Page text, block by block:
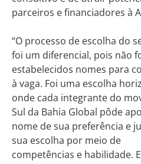
parceiros e financiadores à
“O processo de escolha do
foi um diferencial, pois não
estabelecidos nomes para
à vaga. Foi uma escolha
onde cada integrante do
Sul da Bahia Global pôde
nome de sua preferência e
sua escolha por meio de
competências e habilidade.